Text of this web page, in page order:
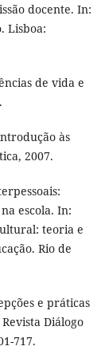
docente. In:
Lisboa:
de vida e
às
2007.
escola. In:
teoria e
Rio de
e práticas
Diálogo
717.